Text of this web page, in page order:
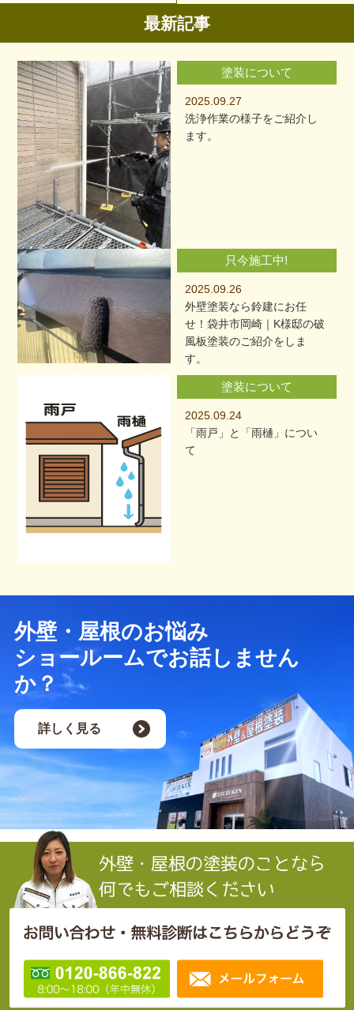
最新記事
塗装について
2025.09.27
洗浄作業の様子をご紹介し
ます。
只今施工中!
2025.09.26
外壁塗装なら鈴建にお任
せ！袋井市岡崎｜K様邸の破
風板塗装のご紹介をしま
す。
塗装について
2025.09.24
「雨戸」と「雨樋」につい
て
外壁・屋根のお悩み
ショールームでお話しません
か？
詳しく見る